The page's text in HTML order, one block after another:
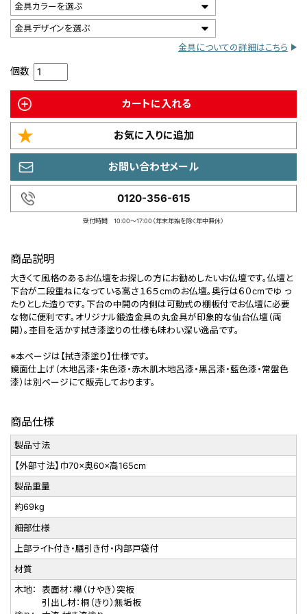
金具カラーを選ぶ
金具デザインを選ぶ
金具についての詳細はこちら
個数
カートに入れる
お気に入りに追加
お問い合わせメール
0120-356-615
受付時間 10:00～17:00（年末年始を除く年中無休）
商品説明
大きくて風格のあるお仏壇をお探しの方にお勧めしたいお仏壇です。仏壇と
下台が二段重ねになっている高さ１６５cmのお仏壇。奥行は６０cmでゆ っ
たりとした造りです。下台の中開の内側は可動式の棚板付でお仏壇に必要
な物に便利です。オリジナル鍛造金具の丸金具が印象的な仙台仏壇（両
開）。杢目を活かす拭き漆塗りの仕様も味わい深い逸品です。
※本ページは【拭き漆塗り】仕様です。
鏡面仕上げ（木地呂漆・朱色漆・赤木肌木地呂漆・黒呂漆・藍色漆・常盤色
漆）は別ページにて販売しております。
商品仕様
製品寸法
【外部寸法】巾70×奥60×高165cm
製品重量
約69kg
細部仕様
上部ライト付き・膳引き付・内部戸袋付
材質
木地：
表面材：欅（けやき）突板
引出し材：桐（きり）無垢板